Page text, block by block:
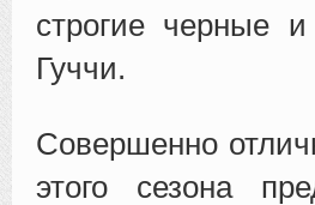
строгие черные
Гуччи.
Совершенно
этого сезона